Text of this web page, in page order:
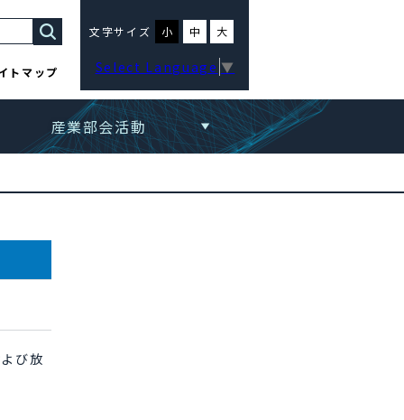
トマップ
文字サイズ 小 中 大
Select Language ▼
産業部会活動
び放